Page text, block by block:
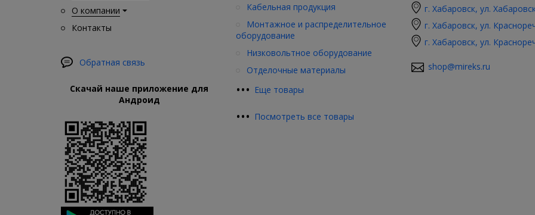
О компании
Контакты
Обратная связь
Скачай наше приложение для
Андроид
••• Еще товары
Кабельная продукция
Монтажное и распределительное
оборудование
Низковольтное оборудование
Отделочные материалы
••• Посмотреть все товары
г. Хабаровск, ул.
г. Хабаровск, ул.
г. Хабаровск, ул.
shop@mireks.ru